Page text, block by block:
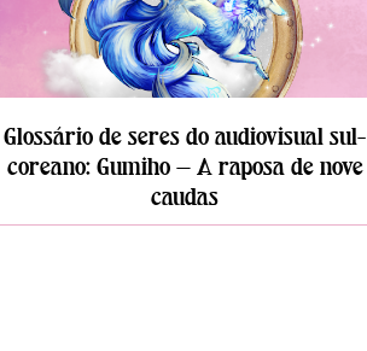
Glossário de seres do audiovisual sul-
coreano: Gumiho — A raposa de nove
caudas